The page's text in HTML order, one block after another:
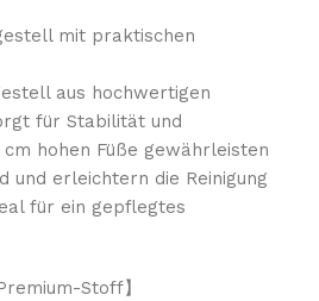
mit praktischen
aus hochwertigen
für Stabilität und
hohen Füße gewährleisten
und erleichtern die Reinigung
für ein gepflegtes
Stoff】